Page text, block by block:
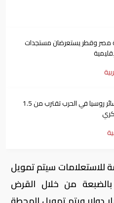
مصر وقطر يستعرضان مستجدات
أوكرانيا: خسائر روسيا في الحرب تقترب من 1.5
للاستعلامات سيتم تمويل
من خلال القرض